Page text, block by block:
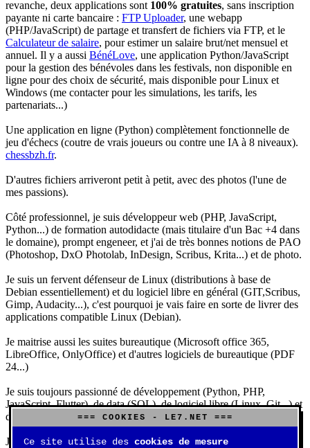
revanche, deux applications sont 100% gratuites, sans inscription
payante ni carte bancaire : FTP Uploader, une webapp
(PHP/JavaScript) de partage et transfert de fichiers via FTP, et le
Calculateur de salaire, pour estimer un salaire brut/net mensuel et
annuel. Il y a aussi BénéLove, une application Python/JavaScript
pour la gestion des bénévoles dans les festivals, non disponible en
ligne pour des choix de sécurité, mais disponible pour Linux et
Windows (me contacter pour les simulations, les tarifs, les
partenariats...)
Une application en ligne (Python) complètement fonctionnelle de
jeu d'échecs (coutre de vrais joueurs ou contre une IA à 8 niveaux).
chessbzh.fr.
D'autres fichiers arriveront petit à petit, avec des photos (l'une de
mes passions).
Côté professionnel, je suis développeur web (PHP, JavaScript,
Python...) de formation autodidacte (mais titulaire d'un Bac +4 dans
le domaine), prompt engeneer, et j'ai de très bonnes notions de PAO
(Photoshop, DxO Photolab, InDesign, Scribus, Krita...) et de photo.
Je suis un fervent défenseur de Linux (distributions à base de
Debian essentiellement) et du logiciel libre en général (GIT,Scribus,
Gimp, Audacity...), c'est pourquoi je vais faire en sorte de livrer des
applications compatible Linux (Debian).
Je maitrise aussi les suites bureautique (Microsoft office 365,
LibreOffice, OnlyOffice) et d'autres logiciels de bureautique (PDF
24...)
Je suis toujours passionné de développement (Python, PHP,
JavaScript, Flutter), de data (SQL), de logiciel libre (Linux, Git...) et
d'IA (principalement Claude et DeepSeek).
J'aime jouer, surtout aux jeux de sociétés (Risk, Uno, Scrabble...),
=== COOKIES - LE7.NET ===
Ce site utilise des cookies de mesure